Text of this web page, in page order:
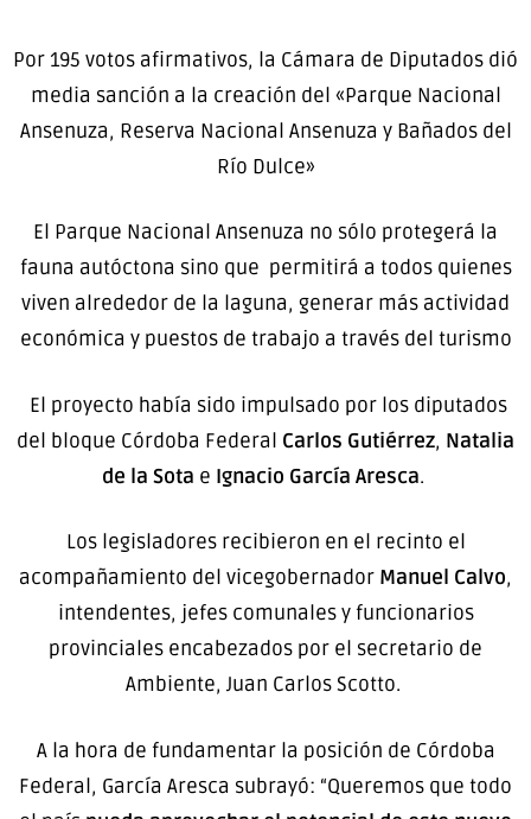
Por 195 votos afirmativos, la Cámara de Diputados dió
media sanción a la creación del «Parque Nacional
Ansenuza, Reserva Nacional Ansenuza y Bañados del
Río Dulce»
El Parque Nacional Ansenuza no sólo protegerá la
fauna autóctona sino que permitirá a todos quienes
viven alrededor de la laguna, generar más actividad
económica y puestos de trabajo a través del turismo
El proyecto había sido impulsado por los diputados
del bloque Córdoba Federal Carlos Gutiérrez, Natalia
de la Sota e Ignacio García Aresca.
Los legisladores recibieron en el recinto el
acompañamiento del vicegobernador Manuel Calvo,
intendentes, jefes comunales y funcionarios
provinciales encabezados por el secretario de
Ambiente, Juan Carlos Scotto.
A la hora de fundamentar la posición de Córdoba
Federal, García Aresca subrayó: “Queremos que todo